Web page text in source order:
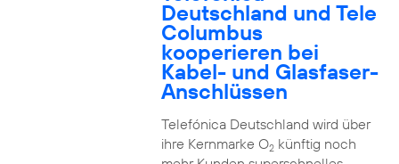
Deutschland und Tele
Columbus
kooperieren bei
Kabel- und Glasfaser-
Anschlüssen
Telefónica Deutschland wird über
ihre Kernmarke O2künftig noch